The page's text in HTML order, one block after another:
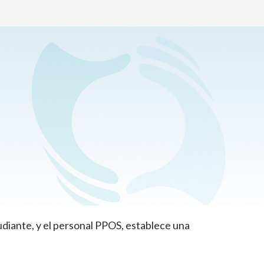
o no, es especialmente crítico para
School (PPOS) a planificar un futuro que
y el personal PPOS, establece una